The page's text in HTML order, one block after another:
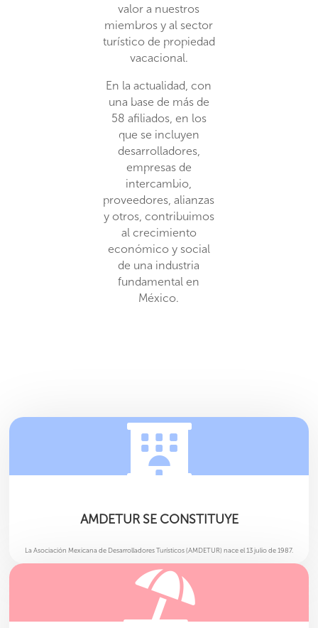
valor a nuestros
miembros y al sector
turístico de propiedad
vacacional.
En la actualidad, con
una base de más de
58 afiliados, en los
que se incluyen
desarrolladores,
empresas de
intercambio,
proveedores, alianzas
y otros, contribuimos
al crecimiento
económico y social
de una industria
fundamental en
México.

AMDETUR SE CONSTITUYE
La Asociación Mexicana de Desarrolladores Turísticos (AMDETUR) nace el 13 julio de 1987.
